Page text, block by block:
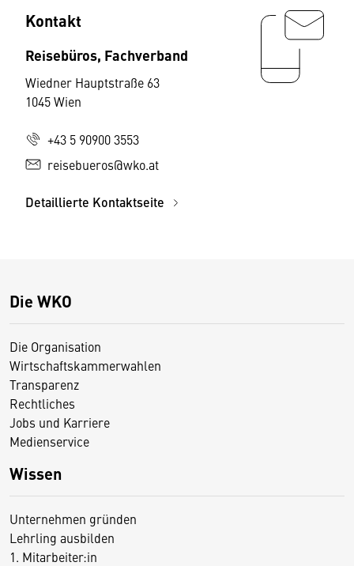
Kontakt
Reisebüros, Fachverband
Wiedner Hauptstraße 63
1045 Wien
+43 5 90900 3553
reisebueros@wko.at
Detaillierte Kontaktseite
Die WKO
Die Organisation
Wirtschaftskammerwahlen
Transparenz
Rechtliches
Jobs und Karriere
Medienservice
Wissen
Unternehmen gründen
Lehrling ausbilden
1. Mitarbeiter:in